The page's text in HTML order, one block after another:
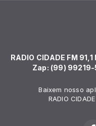
RADIO CIDADE FM
Zap: (99) 99219-
Baixem nosso
RADIO